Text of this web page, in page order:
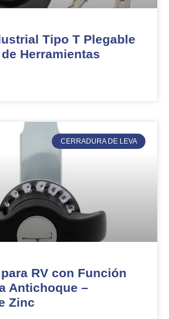
Tipo T Plegable
Herramientas
CERRADURA DE LEVA
RV con Función
Antichoque –
Zinc​​